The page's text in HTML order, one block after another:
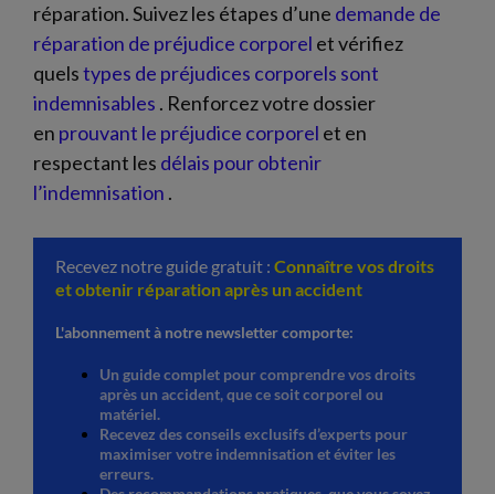
réparation. Suivez les étapes d’une demande de
réparation de préjudice corporel et vérifiez
quelstypes de préjudices corporels sont
indemnisables . Renforcez votre dossier
en prouvant le préjudice corporel et en
respectant les délais pour obtenir
l’indemnisation .